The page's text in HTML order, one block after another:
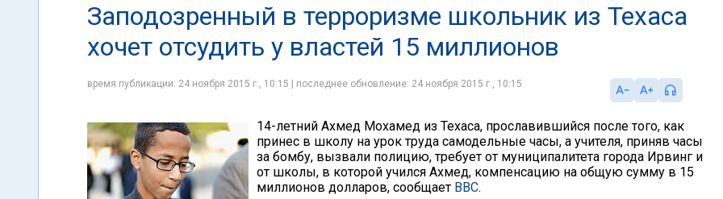
Заподозренный в терроризме школьник из Техаса
хочет отсудить у властей 15 миллионов
время публикации: 24 ноября 2015 г., 10:15 | последнее обновление: 24 ноября 2015 г., 10:15
14-летний Ахмед Мохамед из Техаса, прославившийся после того, как
принес в школу на урок труда самодельные часы, а учителя, приняв часы
за бомбу, вызвали полицию, требует от муниципалитета города Ирвинг и
от школы, в которой учился Ахмед, компенсацию на общую сумму в 15
миллионов долларов, сообщает BBC.